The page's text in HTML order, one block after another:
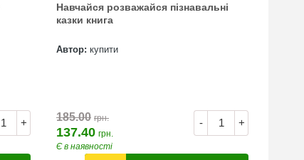
+
Навчайся розважайся пізнавальні
казки книга
Автор: купити
- +
185.00 грн.
137.40 грн.
Є в наявності